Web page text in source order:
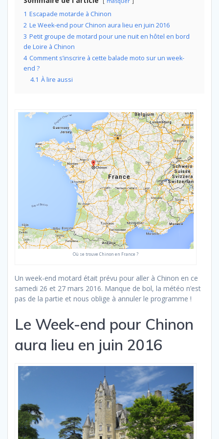
1 Escapade motarde à Chinon
2 Le Week-end pour Chinon aura lieu en juin 2016
3 Petit groupe de motard pour une nuit en hôtel en bord
de Loire à Chinon
4 Comment s’inscrire à cette balade moto sur un week-
end ?
4.1 À lire aussi
Où se trouve Chinon en France ?
Un week-end motard était prévu pour aller à Chinon en ce
samedi 26 et 27 mars 2016. Manque de bol, la météo n’est
pas de la partie et nous oblige à annuler le programme !
Le Week-end pour Chinon
aura lieu en juin 2016